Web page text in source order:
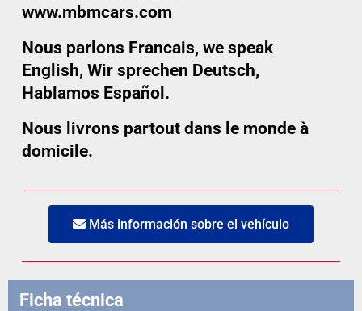
www.mbmcars.com
Nous parlons Francais, we speak
English, Wir sprechen Deutsch,
Hablamos Español.
Nous livrons partout dans le monde à
domicile.
Más información sobre el vehículo
Ficha técnica